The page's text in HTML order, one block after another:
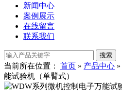
新闻中心
案例展示
在线留言
联系我们
当前所在位置： 首页 » 产品中心 »
能试验机（单臂式）